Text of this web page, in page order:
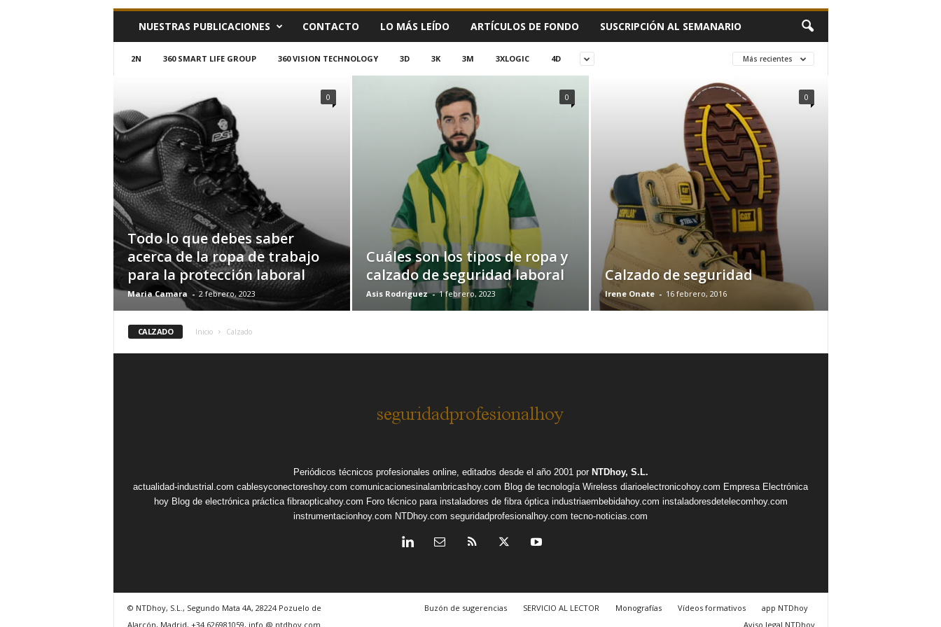
h
y
NUESTRAS PUBLICACIONES CONTACTO LO MÁS LEÍDO ARTÍCULOS DE FONDO SUSCRIPCIÓN AL SEMANARIO
2N 360 SMART LIFE GROUP 360 VISION TECHNOLOGY 3D 3K 3M 3XLOGIC 4D Más recientes
Todo lo que debes saber
acerca de la ropa de trabajo
para la protección laboral
Maria Camara - 2 febrero, 2023
0
Cuáles son los tipos de ropa y
calzado de seguridad laboral
Asis Rodriguez - 1 febrero, 2023
0
Calzado de seguridad
Irene Onate - 16 febrero, 2016
0
CALZADO Inicio Calzado
Periódicos técnicos profesionales online, editados desde el año 2001 por NTDhoy, S.L.
actualidad-industrial.com cablesyconectoreshoy.com comunicacionesinalambricashoy.com Blog de tecnología Wireless diarioelectronicohoy.com Empresa Electrónica
hoy Blog de electrónica práctica fibraopticahoy.com Foro técnico para instaladores de fibra óptica industriaembebidahoy.com instaladoresdetelecomhoy.com
instrumentacionhoy.com NTDhoy.com seguridadprofesionalhoy.com tecno-noticias.com
Buzón de sugerencias SERVICIO AL LECTOR Monografías Vídeos formativos
app NTDhoy
Aviso legal NTDhoy
© NTDhoy, S.L., Segundo Mata 4A, 28224 Pozuelo de
Alarcón, Madrid, +34 626981059, info @ ntdhoy.com